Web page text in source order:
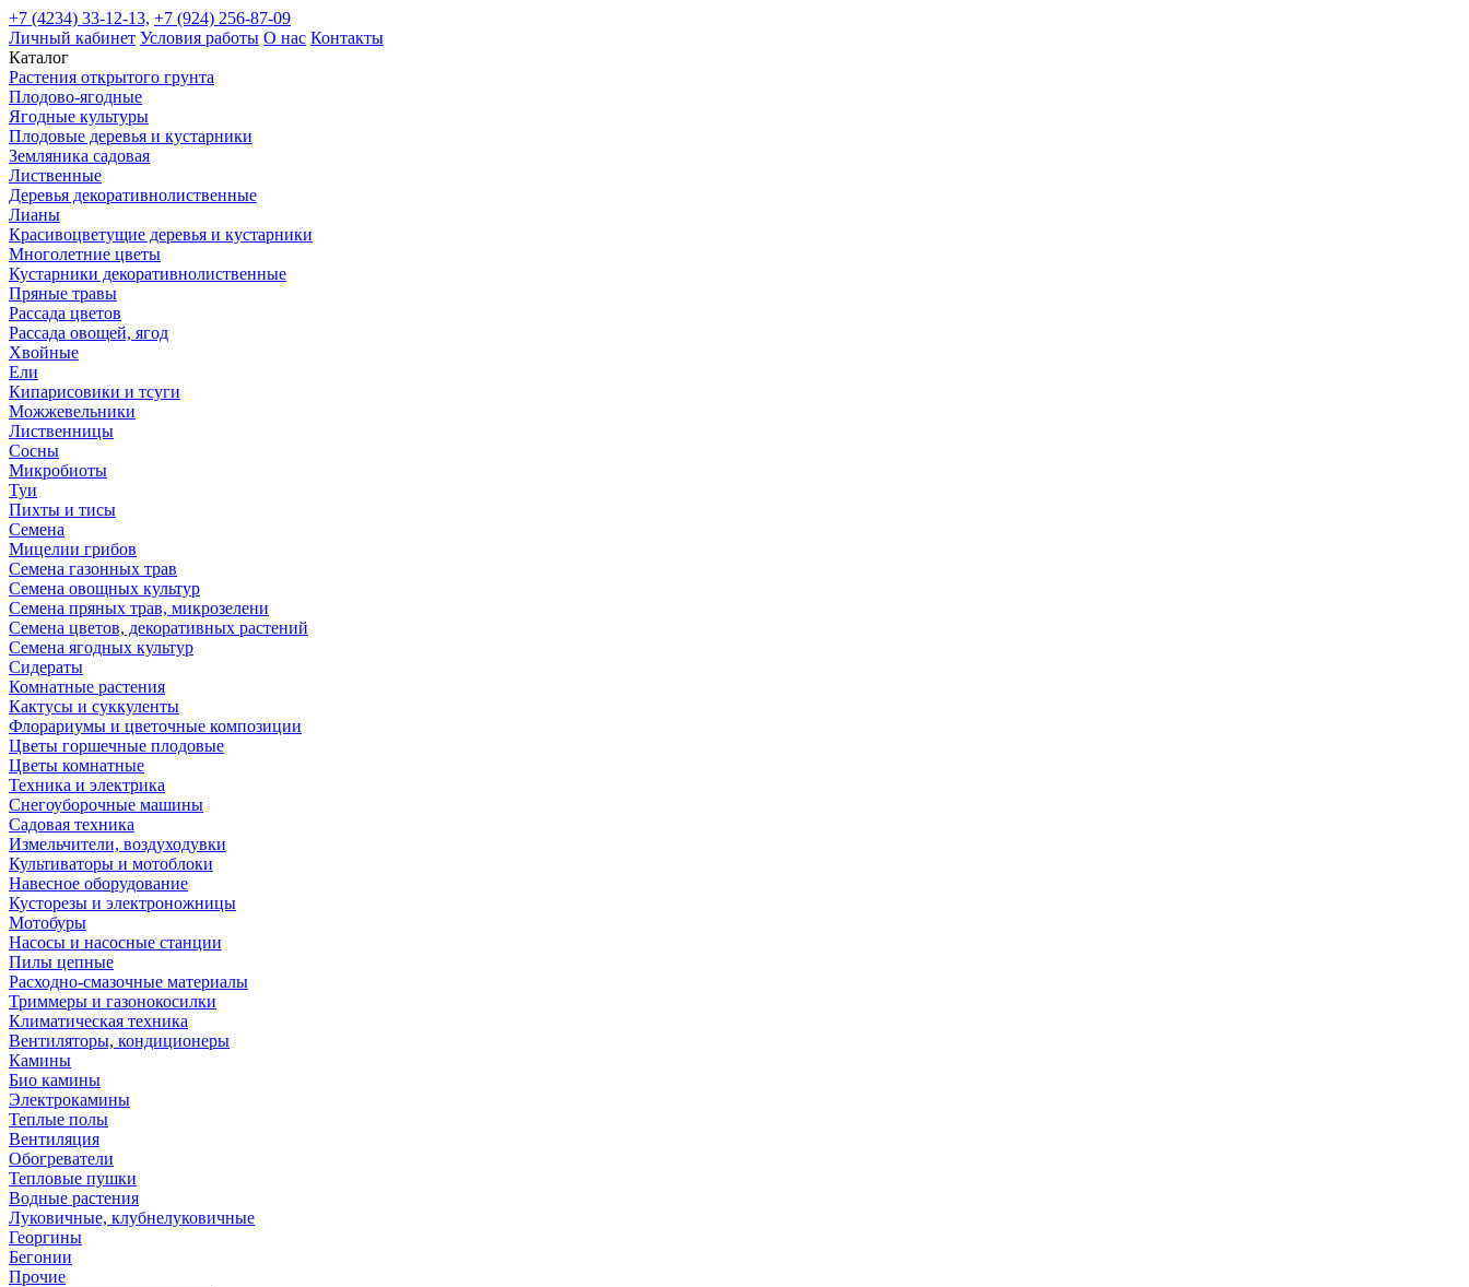
+7 (4234) 33-12-13, +7 (924) 256-87-09
Личный кабинет Условия работы О нас Контакты
Каталог
Растения открытого грунта
Плодово-ягодные
Ягодные культуры
Плодовые деревья и кустарники
Земляника садовая
Лиственные
Деревья декоративнолиственные
Лианы
Красивоцветущие деревья и кустарники
Многолетние цветы
Кустарники декоративнолиственные
Пряные травы
Рассада цветов
Рассада овощей, ягод
Хвойные
Ели
Кипарисовики и тсуги
Можжевельники
Лиственницы
Сосны
Микробиоты
Туи
Пихты и тисы
Семена
Мицелии грибов
Семена газонных трав
Семена овощных культур
Семена пряных трав, микрозелени
Семена цветов, декоративных растений
Семена ягодных культур
Сидераты
Комнатные растения
Кактусы и суккуленты
Флорариумы и цветочные композиции
Цветы горшечные плодовые
Цветы комнатные
Техника и электрика
Снегоуборочные машины
Садовая техника
Измельчители, воздуходувки
Культиваторы и мотоблоки
Навесное оборудование
Кусторезы и электроножницы
Мотобуры
Насосы и насосные станции
Пилы цепные
Расходно-смазочные материалы
Триммеры и газонокосилки
Климатическая техника
Вентиляторы, кондиционеры
Камины
Био камины
Электрокамины
Теплые полы
Вентиляция
Обогреватели
Тепловые пушки
Водные растения
Луковичные, клубнелуковичные
Георгины
Бегонии
Прочие